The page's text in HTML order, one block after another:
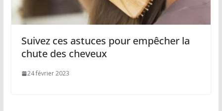
Suivez ces astuces pour empêcher la
chute des cheveux
24 février 2023